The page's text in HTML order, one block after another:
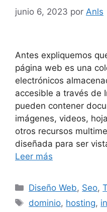
junio 6, 2023 por Anls
Antes expliquemos
página web es una
electrónicos
accesible a través de
pueden contener
imágenes, videos,
otros recursos
diseñada para ser
Leer más
Diseño Web, Seo,
dominio, hosting,